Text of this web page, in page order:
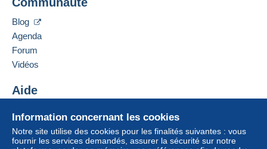
Lettre (grand format/grande lettre)
Kirchstr. 9
77694
Ajouter ce vendeur aux favoris
Information concernant les cookies
Notre site utilise des cookies pour les finalités suivantes : vous
fournir les services demandés, assurer la sécurité sur notre
Blog
Agenda
Forum
Vidéos
Aide
Acheter sur Delcampe
Vendre sur Delcampe